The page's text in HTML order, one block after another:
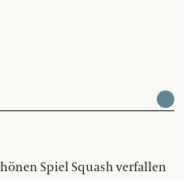
Spiel Squash verfallen